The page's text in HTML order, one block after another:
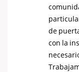
de
con la